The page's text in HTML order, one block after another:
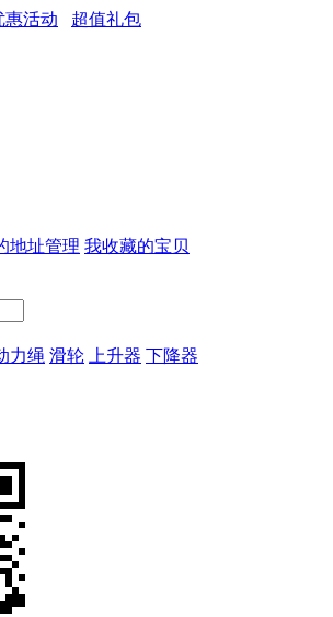
惠活动
超值礼包
地址管理 我收藏的宝贝
力绳 滑轮 上升器 下降器